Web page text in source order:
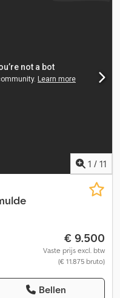
Ladefluhrhöhe: 0,88 Mtr.
Mit
Und Rechts
1 / 11
€ 9.500
Vaste prijs excl. btw
(€ 11.875 bruto)
Bellen